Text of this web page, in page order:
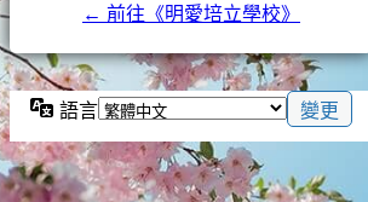
← 前往《明愛培立學校》
語言